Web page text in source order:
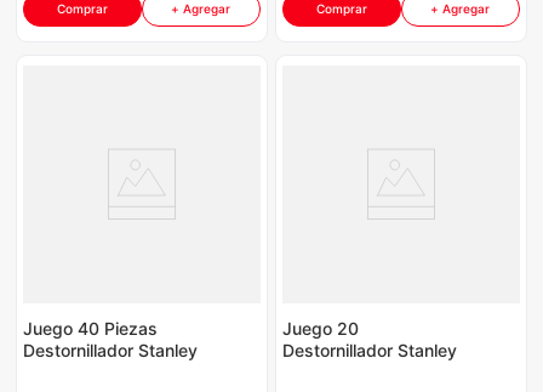
Comprar + Agregar Comprar + Agregar
Juego 40 Piezas
Destornillador Stanley
Juego 20
Destornillador Stanley